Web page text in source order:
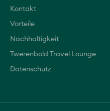
Kontakt
Vorteile
Nachhaltigkeit
Twerenbold Travel Lounge
Datenschutz